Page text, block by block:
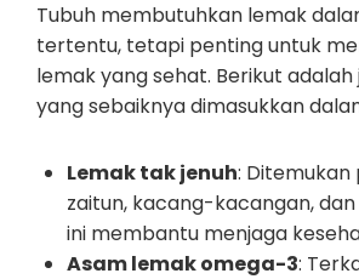
Tubuh membutuhkan lemak
tertentu, tetapi penting untuk
lemak yang sehat. Berikut adalah
yang sebaiknya dimasukkan
Lemak tak jenuh:
zaitun, kacang-kacangan,
ini membantu menjaga
Asam lemak omega-3: